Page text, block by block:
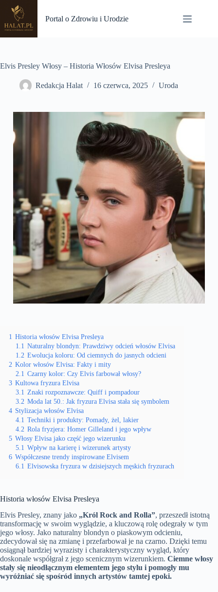
Przejdź
treści
Portal o Zdrowiu i Urodzie
Elvis Presley Włosy – Historia Włosów Elvisa Presleya
Redakcja Halat 16 czerwca, 2025 Uroda
1 Historia włosów Elvisa Presleya
1.1 Naturalny blondyn: Prawdziwy odcień włosów Elvisa
1.2 Ewolucja koloru: Od ciemnych do jasnych odcieni
2 Kolor włosów Elvisa: Fakty i mity
2.1 Czarny kolor: Czy Elvis farbował włosy?
3 Kultowa fryzura Elvisa
3.1 Znaki rozpoznawcze: Quiff i pompadour
3.2 Moda lat 50.: Jak fryzura Elvisa stała się symbolem
4 Stylizacja włosów Elvisa
4.1 Techniki i produkty: Pomady, żel, lakier
4.2 Rola fryzjera: Homer Gilleland i jego wpływ
5 Włosy Elvisa jako część jego wizerunku
5.1 Wpływ na karierę i wizerunek artysty
6 Współczesne trendy inspirowane Elvisem
6.1 Elvisowska fryzura w dzisiejszych męskich fryzurach
Historia włosów Elvisa Presleya
Elvis Presley, znany jako „Król Rock and Rolla”, przeszedł istotną
transformację w swoim wyglądzie, a kluczową rolę odegrały w tym
jego włosy. Jako naturalny blondyn o piaskowym odcieniu,
zdecydował się na zmianę i przefarbował je na czarno. Dzięki temu
osiągnął bardziej wyrazisty i charakterystyczny wygląd, który
doskonale współgrał z jego scenicznym wizerunkiem. Ciemne włosy
stały się nieodłącznym elementem jego stylu i pomogły mu
wyróżniać się spośród innych artystów tamtej epoki.